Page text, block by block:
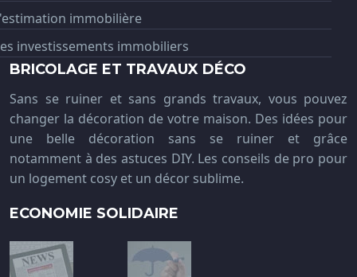
immobilière
investissements immobiliers
BRICOLAGE ET TRAVAUX DÉCO
Sans se ruiner et sans grands travaux, vous pouvez
changer la décoration de votre maison. Des idées pour
une belle décoration sans se ruiner et grâce
notamment à des astuces DIY. Les conseils de pro pour
un logement cosy et un décor sublime.
ECONOMIE SOLIDAIRE